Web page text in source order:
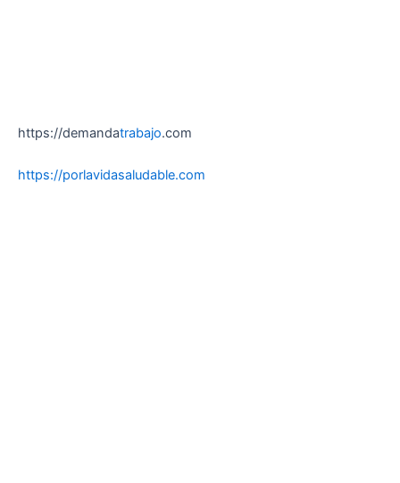
https://demandatrabajo.com
https://porlavidasaludable.com